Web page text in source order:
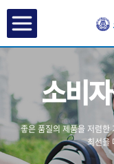
소비
좋은 품질의 제품을 저렴한
최선을